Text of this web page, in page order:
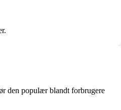
den populær blandt forbrugere